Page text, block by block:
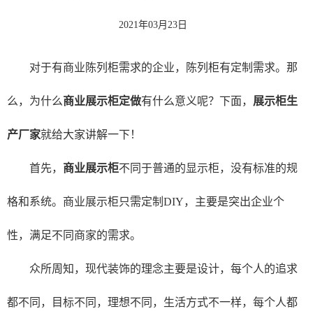
2021年03月23日
对于有商业陈列柜需求的企业，陈列柜有定制需求。那
么，为什么商业展示柜定做有什么意义呢？下面， 展示柜生
产厂家就给大家讲解一下！
首先， 商业展示柜不同于普通的显示柜，没有标准的规
格和系统。商业展示柜只需定制DIY，主要是突出企业个
性，满足不同商家的需求。
众所周知，现代装饰的理念主要是设计，每个人的追求
都不同，目标不同，理想不同，生活方式不一样，每个人都